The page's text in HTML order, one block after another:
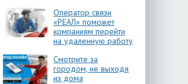
Оператор связи
«РЕАЛ» поможет
компаниям перейти
на удаленную работу
Смотрите за
городом, не выходя
из дома